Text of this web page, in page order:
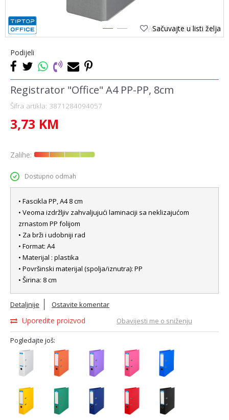
1 2 Sačuvajte u listi želja
Podijeli
Registrator "Office" A4 PP-PP, 8cm
Šifra artikla: 3871284094057
3,73 KM
Zalihe:
Dostupno odmah
• Fascikla PP, A4 8 cm
• Veoma izdržljiv zahvaljujući laminaciji sa neklizajućom
zrnastom PP folijom
• Za brži i udobniji rad
• Format: A4
• Materijal : plastika
• Površinski materijal (spolja/iznutra): PP
• Širina: 8 cm
Detaljnije Ostavite komentar
Uporedite proizvod Obavijesti me o sniženju
Pogledajte još: